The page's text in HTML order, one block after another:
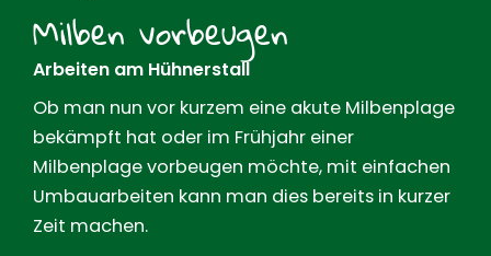
Milben vorbeugen
Arbeiten am Hühnerstall
Ob man nun vor kurzem eine akute Milbenplage
bekämpft hat oder im Frühjahr einer
Milbenplage vorbeugen möchte, mit einfachen
Umbauarbeiten kann man dies bereits in kurzer
Zeit machen.